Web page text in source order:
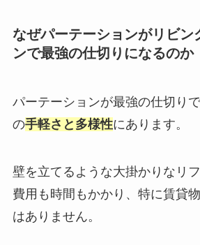
なぜパーテーションがリビン
ンで最強の仕切りになるのか
パーテーションが最強の仕切り
の手軽さと多様性にあります。
壁を立てるような大掛かりなリ
費用も時間もかかり、特に賃貸
はありません。